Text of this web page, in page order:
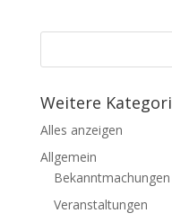
Weitere
Alles anzeigen
Allgemein
Bekanntmachungen
Veranstaltungen